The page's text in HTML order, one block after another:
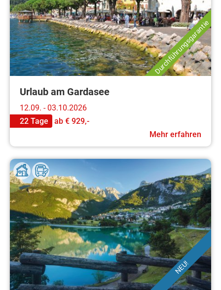
Durchführungsgarantie
Urlaub am Gardasee
12.09. - 03.10.2026
22 Tage
ab € 929,-
Mehr erfahren
NEU!